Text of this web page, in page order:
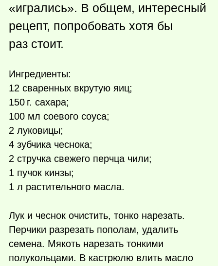
«игрались». В общем, интересный
рецепт, попробовать хотя бы
раз стоит.
Ингредиенты:
12 сваренных вкрутую яиц;
150 г. сахара;
100 мл соевого соуса;
2 луковицы;
4 зубчика чеснока;
2 стручка свежего перчца чили;
1 пучок кинзы;
1 л растительного масла.
Лук и чеснок очистить, тонко нарезать.
Перчики разрезать пополам, удалить
семена. Мякоть нарезать тонкими
полукольцами. В кастрюлю влить масло